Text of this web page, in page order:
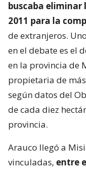
buscaba eliminar
2011 para la
de extranjeros.
en el debate es el
en la provincia de
propietaria de
según datos del
de cada diez
provincia.
Arauco llegó a
vinculadas, entre